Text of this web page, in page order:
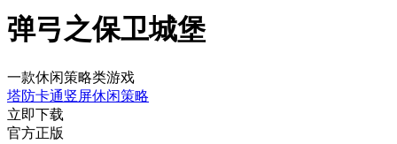
弹弓之保卫城堡
一款休闲策略类游戏
塔防卡通竖屏休闲策略
立即下载
官方正版